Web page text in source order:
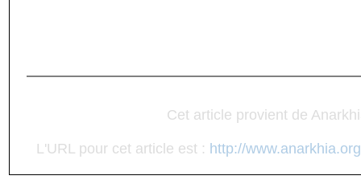
Cet article provient de
L'URL pour cet article est : http://